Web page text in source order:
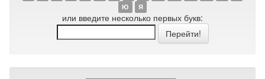
Ю
Я
или введите несколько первых букв: